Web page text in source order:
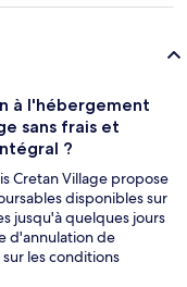
à l'hébergement
sans frais et
?
Cretan Village propose
disponibles sur
jusqu'à quelques jours
d'annulation de
les conditions